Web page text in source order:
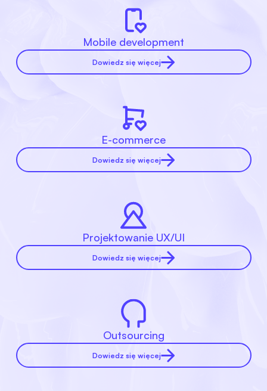
Mobile development
Dowiedz się więcej
E-commerce
Dowiedz się więcej
Projektowanie UX/UI
Dowiedz się więcej
Outsourcing
Dowiedz się więcej